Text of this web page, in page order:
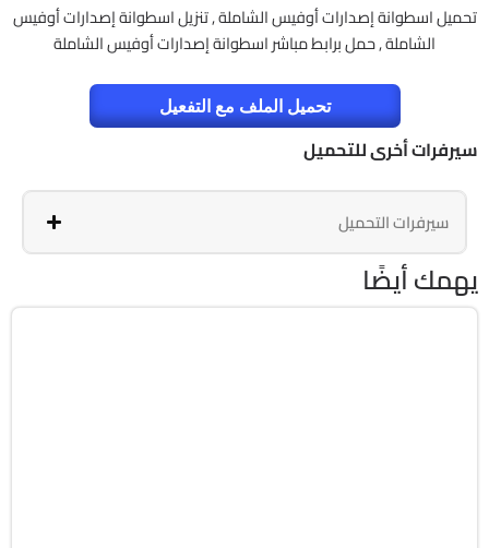
تحميل اسطوانة إصدارات أوفيس الشاملة , تنزيل اسطوانة إصدارات أوفيس
الشاملة , حمل برابط مباشر اسطوانة إصدارات أوفيس الشاملة
تحميل الملف مع التفعيل
سيرفرات أخرى للتحميل
سيرفرات التحميل
يهمك أيضًا